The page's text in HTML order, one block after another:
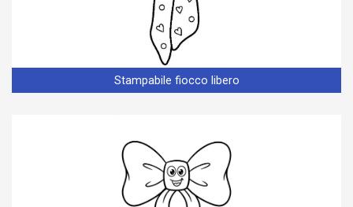
Stampabile fiocco libero